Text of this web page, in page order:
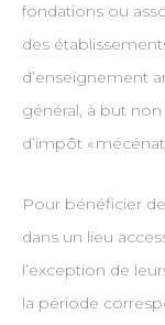
fondations ou
des
d’enseignement
général, à but
d’impôt « mécénat
Pour bénéficier
dans un lieu
l’exception de
la période